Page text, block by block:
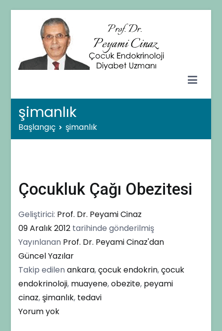
şimanlık
Başlangıç şimanlık
Çocukluk Çağı Obezitesi
Geliştirici: Prof. Dr. Peyami Cinaz
09 Aralık 2012 tarihinde gönderilmiş
Yayınlanan Prof. Dr. Peyami Cinaz'dan
Güncel Yazılar
Takip edilenankara,çocuk endokrin,çocuk
endokrinoloji, muayene,obezite, peyami
cinaz,şimanlık, tedavi
Yorum yokÇocukluk